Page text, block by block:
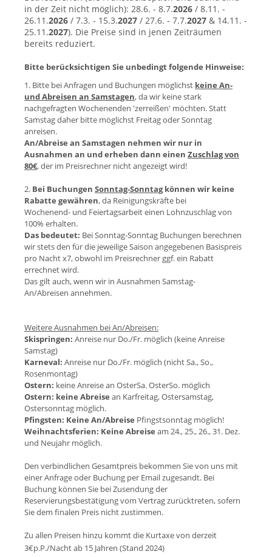
in der Zeit nicht möglich): 28.6. - 8.7.2026 / 8.11. -
26.11.2026 / 7.3. - 15.3.2027 / 27.6. - 7.7.2027 & 14.11. -
25.11.2027). Die Preise sind in jenen Zeiträumen
bereits reduziert.
Bitte berücksichtigen Sie unbedingt folgende Hinweise:
1. Bitte bei Anfragen und Buchungen möglichst keine An-
und Abreisen an Samstagen, da wir keine stark
nachgefragten Wochenenden 'zerreißen' möchten. Statt
Samstag daher bitte möglichst Freitag oder Sonntag
anreisen.
An/Abreise an Samstagen nehmen wir nur in
Ausnahmen an und erheben dann einen Zuschlag von
80€, der im Preisrechner nicht angezeigt wird!
2. Bei Buchungen Sonntag-Sonntagkönnen wir keine
Rabatte gewähren, da Reinigungskräfte bei
Wochenend- und Feiertagsarbeit einen Lohnzuschlag von
100% erhalten.
Das bedeutet: Bei Sonntag-Sonntag Buchungen berechnen
wir stets den für die jeweilige Saison angegebenen Basispreis
pro Nacht x7, obwohl im Preisrechner ggf. ein Rabatt
errechnet wird.
Das gilt auch, wenn wir in Ausnahmen Samstag-
An/Abreisen annehmen.
Weitere Ausnahmen bei An/Abreisen:
Skispringen: Anreise nur Do./Fr. möglich (keine Anreise
Samstag)
Karneval: Anreise nur Do./Fr. möglich (nicht Sa., So.,
Rosenmontag)
Ostern: keine Anreise an OsterSa. OsterSo. möglich
Ostern: keine Abreise an Karfreitag, Ostersamstag,
Ostersonntag möglich.
Pfingsten: Keine An/Abreise Pfingstsonntag möglich!
Weihnachtsferien: Keine Abreise am 24., 25., 26., 31. Dez.
und Neujahr möglich.
Den verbindlichen Gesamtpreis bekommen Sie von uns mit
einer Anfrage oder Buchung per Email zugesandt. Bei
Buchung können Sie bei Zusendung der
Reservierungsbestätigung vom Vertrag zurücktreten, sofern
Sie dem finalen Preis nicht zustimmen.
Zu allen Preisen hinzu kommt die Kurtaxe von derzeit
3€p.P./Nacht ab 15 Jahren (Stand 2024)